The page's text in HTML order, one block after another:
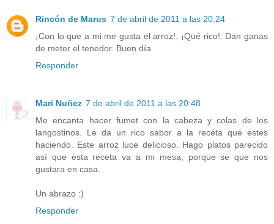
Rincón de Marus 7 de abril de 2011 a las 20:24
¡Con lo que a mi me gusta el arroz!. ¡Qué rico!. Dan ganas
de meter el tenedor. Buen día
Responder
Mari Nuñez 7 de abril de 2011 a las 20:48
Me encanta hacer fumet con la cabeza y colas de los
langostinos. Le da un rico sabor a la receta que estes
haciendo. Este arroz luce delicioso. Hago platos parecido
así que esta receta va a mi mesa, porque se que nos
gustara en casa.
Un abrazo :)
Responder